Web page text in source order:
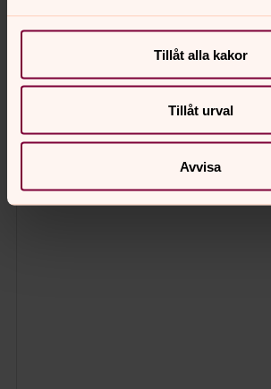
Tillåt alla kakor
Tillåt urval
Avvisa